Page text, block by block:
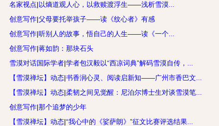
名家视点|以熵道观人心，以救赎渡浮生——浅析雪漠...
创意写作|父母要托举孩子——读《纹心者》有感
创意写作|听别人的故事，悟自己的人生——读《一个...
创意写作|蒋如韵：那块石头
雪漠对话国际学者|学者包汉毅以“西凉词典”解码雪漠自传，...
【雪漠禅坛】动态|书香润心灵、阅读启新知——广州市香巴文...
【雪漠禅坛】动态|柔韧之间见觉醒：尼泊尔博士生对谈雪漠笔...
创意写作|那个追梦的少年
【雪漠禅坛】动态|“我心中的《娑萨朗》”征文比赛评选结果...